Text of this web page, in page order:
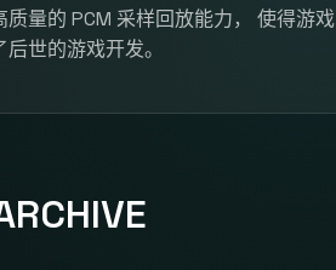
量的 PCM 采样回放能力， 使得
世的游戏开发。